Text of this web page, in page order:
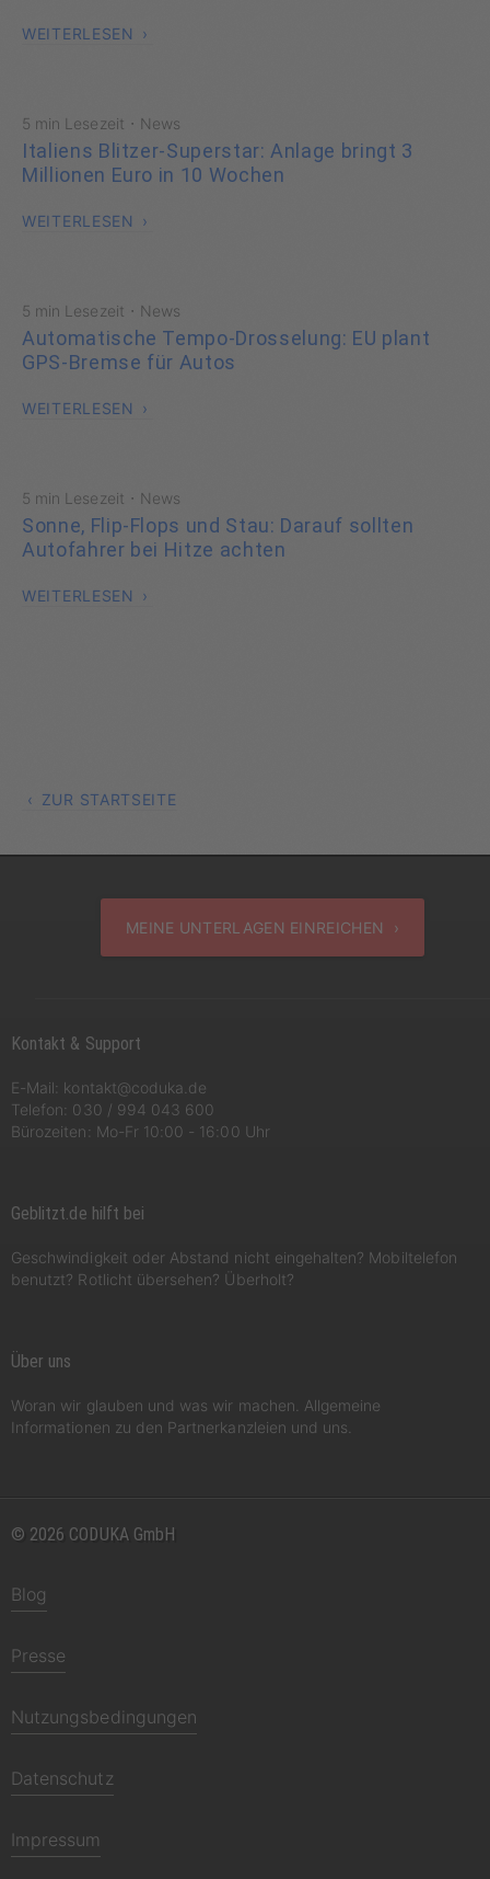
WEITERLESEN
5 min Lesezeit · News
Italiens Blitzer-Superstar: Anlage bringt 3
Millionen Euro in 10 Wochen
WEITERLESEN
5 min Lesezeit · News
Automatische Tempo-Drosselung: EU plant
GPS-Bremse für Autos
WEITERLESEN
5 min Lesezeit · News
Sonne, Flip-Flops und Stau: Darauf sollten
Autofahrer bei Hitze achten
WEITERLESEN
ZUR STARTSEITE
MEINE UNTERLAGEN EINREICHEN ›
Kontakt & Support
E-Mail: kontakt@coduka.de
Telefon: 030 / 994 043 600
Bürozeiten: Mo-Fr 10:00 - 16:00 Uhr
Geblitzt.de hilft bei
Geschwindigkeit oder Abstand nicht eingehalten? Mobiltelefon
benutzt? Rotlicht übersehen? Überholt?
Über uns
Woran wir glauben und was wir machen. Allgemeine
Informationen zu den Partnerkanzleien und uns.
© 2026 CODUKA GmbH
Blog
Presse
Nutzungsbedingungen
Datenschutz
Impressum